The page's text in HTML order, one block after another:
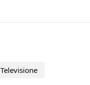
Televisione